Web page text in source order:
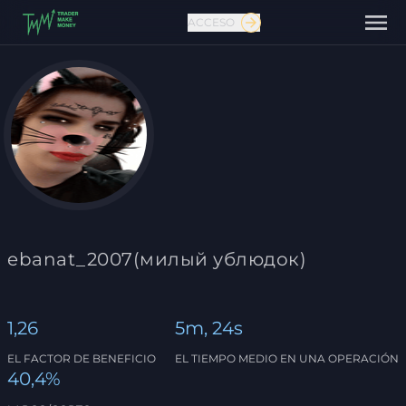
Contáctanos
ACCESO
ebanat_2007(милый ублюдок)
1,26
EL FACTOR DE BENEFICIO
5m, 24s
EL TIEMPO MEDIO EN UNA OPERACIÓN
40,4%